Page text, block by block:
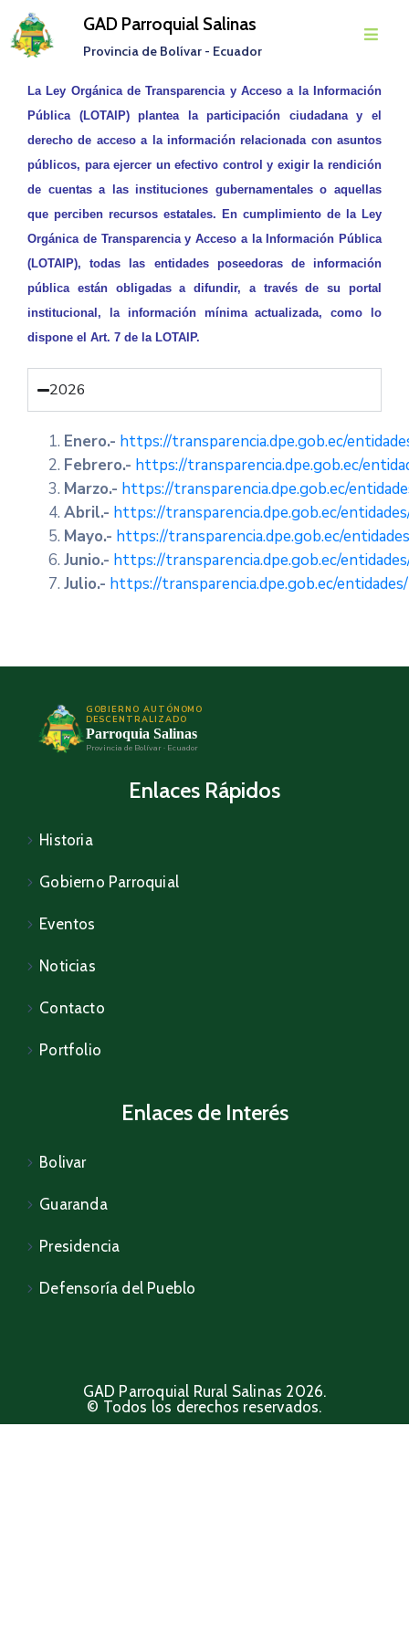
GAD Parroquial Salinas
Provincia de Bolívar - Ecuador
Parroquia
Gobierno
Parroquial
Transparencia
Rendición
De
Cuentas
Eventos
Galería
Contacto
La Ley Orgánica de Transparencia y Acceso a la Información
Pública (LOTAIP) plantea la participación ciudadana y el
derecho de acceso a la información relacionada con asuntos
públicos, para ejercer un efectivo control y exigir la rendición
de cuentas a las instituciones gubernamentales o aquellas
que perciben recursos estatales. En cumplimiento de la Ley
Orgánica de Transparencia y Acceso a la Información Pública
(LOTAIP), todas las entidades poseedoras de información
pública están obligadas a difundir, a través de su portal
institucional, la información mínima actualizada, como lo
dispone el Art. 7 de la LOTAIP.
2026
Enero.- https://transparencia.dpe.gob.ec/
Febrero.- https://transparencia.dpe.gob.ec/
Marzo.- https://transparencia.dpe.gob.ec/
Abril.- https://transparencia.dpe.gob.ec/
Mayo.- https://transparencia.dpe.gob.ec/
Junio.- https://transparencia.dpe.gob.ec/
Julio.- https://transparencia.dpe.gob.ec/
GOBIERNO AUTÓNOMO
DESCENTRALIZADO
Parroquia Salinas
Provincia de Bolívar · Ecuador
Enlaces Rápidos
Historia
Gobierno Parroquial
Eventos
Noticias
Contacto
Portfolio
Enlaces de Interés
Bolivar
Guaranda
Presidencia
Defensoría del Pueblo
GAD Parroquial Rural Salinas 2026.
© Todos los derechos reservados.